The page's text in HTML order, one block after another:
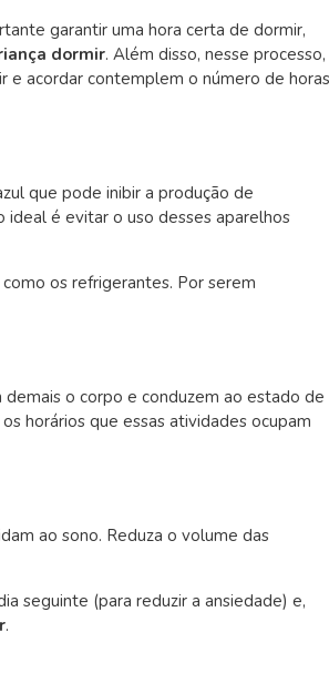
garantir uma hora certa de dormir,
dormir. Além disso, nesse processo,
e acordar contemplem o número de horas
que pode inibir a produção de
ideal é evitar o uso desses aparelhos
os refrigerantes. Por serem
o corpo e conduzem ao estado de
horários que essas atividades ocupam
ao sono. Reduza o volume das
seguinte (para reduzir a ansiedade) e,
.